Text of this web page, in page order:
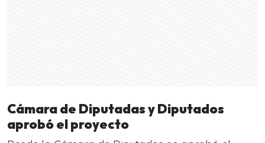
Cámara de Diputadas y Diputados
aprobó el proyecto